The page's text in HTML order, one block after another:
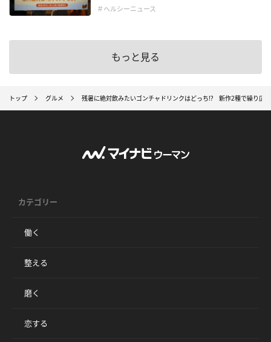
＃ヘルシーニュース
もっと見る
トップ グルメ 残暑に絶対飲みたいゴンチャドリンクはどっち!? 新作2種で繰り広
カテゴリー
働く
整える
磨く
恋する